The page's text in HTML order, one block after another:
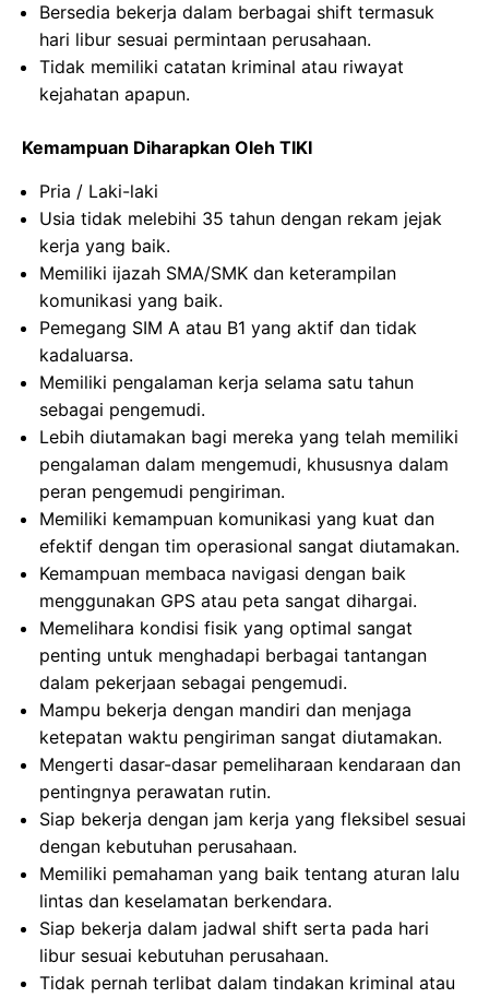
Bersedia bekerja dalam berbagai shift termasuk
hari libur sesuai permintaan perusahaan.
Tidak memiliki catatan kriminal atau riwayat
kejahatan apapun.
Kemampuan Diharapkan Oleh TIKI
Pria / Laki-laki
Usia tidak melebihi 35 tahun dengan rekam jejak
kerja yang baik.
Memiliki ijazah SMA/SMK dan keterampilan
komunikasi yang baik.
Pemegang SIM A atau B1 yang aktif dan tidak
kadaluarsa.
Memiliki pengalaman kerja selama satu tahun
sebagai pengemudi.
Lebih diutamakan bagi mereka yang telah memiliki
pengalaman dalam mengemudi, khususnya dalam
peran pengemudi pengiriman.
Memiliki kemampuan komunikasi yang kuat dan
efektif dengan tim operasional sangat diutamakan.
Kemampuan membaca navigasi dengan baik
menggunakan GPS atau peta sangat dihargai.
Memelihara kondisi fisik yang optimal sangat
penting untuk menghadapi berbagai tantangan
dalam pekerjaan sebagai pengemudi.
Mampu bekerja dengan mandiri dan menjaga
ketepatan waktu pengiriman sangat diutamakan.
Mengerti dasar-dasar pemeliharaan kendaraan dan
pentingnya perawatan rutin.
Siap bekerja dengan jam kerja yang fleksibel sesuai
dengan kebutuhan perusahaan.
Memiliki pemahaman yang baik tentang aturan lalu
lintas dan keselamatan berkendara.
Siap bekerja dalam jadwal shift serta pada hari
libur sesuai kebutuhan perusahaan.
Tidak pernah terlibat dalam tindakan kriminal atau